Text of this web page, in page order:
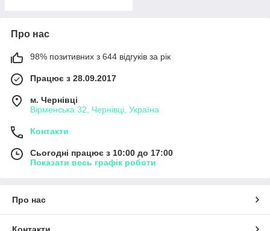
Про нас
98% позитивних з 644 відгуків за рік
Працює з 28.09.2017
м. Чернівці
Вірменська 32, Чернівці, Україна
Контакти
Сьогодні працює з 10:00 до 17:00
Показати весь графік роботи
Про нас